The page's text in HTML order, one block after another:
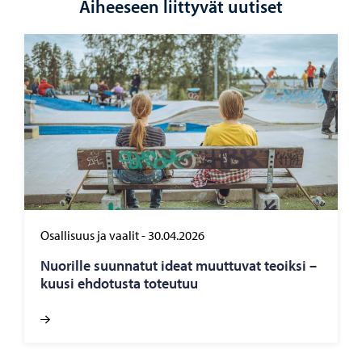
Aiheeseen liittyvät uutiset
Osallisuus ja vaalit-30.04.2026
Nuo­ril­le suun­na­tut ideat muut­tu­vat teoik­si –
kuusi eh­do­tus­ta to­teu­tuu